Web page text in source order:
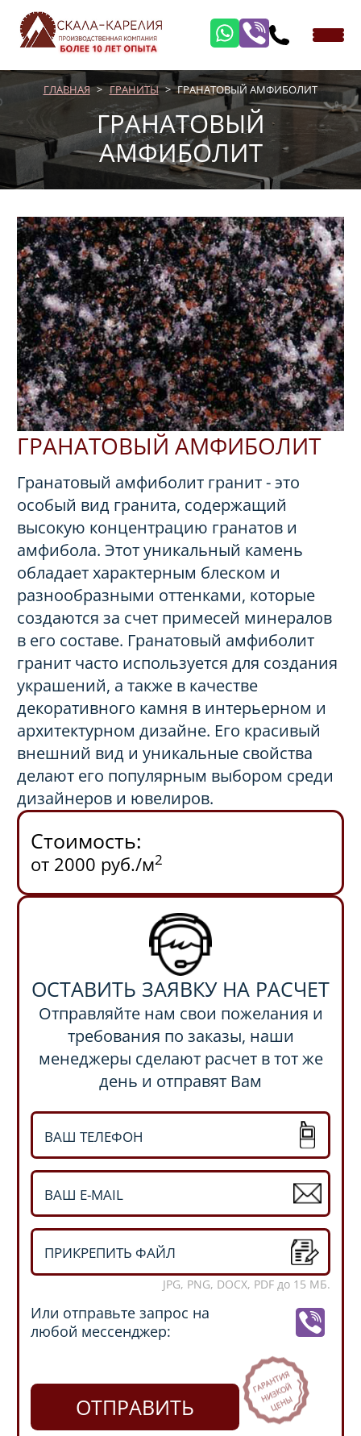
ГЛАВНАЯ ГРАНИТЫ ГРАНАТОВЫЙ АМФИБОЛИТ
ГРАНАТОВЫЙ
АМФИБОЛИТ
ГРАНАТОВЫЙ АМФИБОЛИТ
Гранатовый амфиболит гранит - это
особый вид гранита, содержащий
высокую концентрацию гранатов и
амфибола. Этот уникальный камень
обладает характерным блеском и
разнообразными оттенками, которые
создаются за счет примесей минералов
в его составе. Гранатовый амфиболит
гранит часто используется для создания
украшений, а также в качестве
декоративного камня в интерьерном и
архитектурном дизайне. Его красивый
внешний вид и уникальные свойства
делают его популярным выбором среди
дизайнеров и ювелиров.
Стоимость:
от 2000 руб./м2
ОСТАВИТЬ ЗАЯВКУ НА РАСЧЕТ
Отправляйте нам свои пожелания и
требования по заказы, наши
менеджеры сделают расчет в тот же
день и отправят Вам
ПРИКРЕПИТЬ ФАЙЛ
JPG, PNG, DOCX, PDF до 15 МБ.
Или отправьте запрос на
любой мессенджер:
ОТПРАВИТЬ